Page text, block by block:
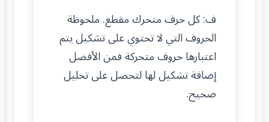
ف: كل حرف متحرك مقطع. ملحوظة
الحروف التي لا تحتوي على تشكيل يتم
اعتبارها حروف متحركة فمن الأفضل
إضافة تشكيل لها لتحصل على تحليل
صحيح.